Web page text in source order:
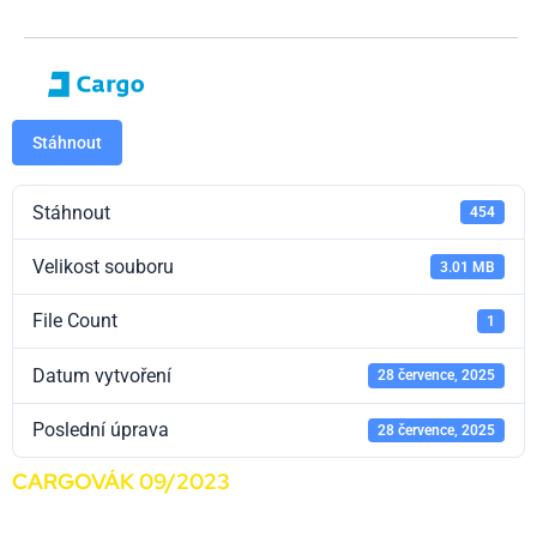
Stáhnout
Stáhnout 454
Velikost souboru 3.01 MB
File Count 1
Datum vytvoření 28 července, 2025
Poslední úprava 28 července, 2025
CARGOVÁK 09/2023